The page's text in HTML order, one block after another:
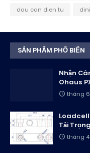
dau can dien tu
SẢN PHẨM PHỔ BIẾN
Nhận
Ohaus
tháng 6
Tải
tháng 4